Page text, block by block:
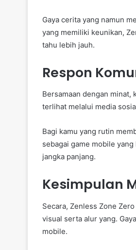
Gaya cerita yang namun
yang memiliki keunikan,
tahu lebih jauh.
Respon
Bersamaan dengan minat,
terlihat melalui media
Bagi kamu yang rutin
sebagai game mobile
jangka panjang.
Kesimpulan
Secara, Zenless Zone
visual serta alur yang.
mobile.